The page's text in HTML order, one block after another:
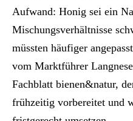
Aufwand: Honig sei ein
Mischungsverhältnisse
müssten häufiger
vom Marktführer
Fachblatt bienen&natur,
frühzeitig vorbereitet und